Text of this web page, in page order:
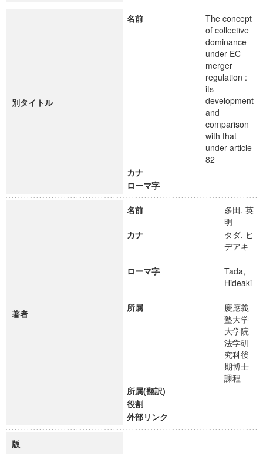
別タイトル
名前
The concept
of collective
dominance
under EC
merger
regulation :
its
development
and
comparison
with that
under article
82
カナ
ローマ字
著者
名前
多田, 英
明
カナ
タダ, ヒ
デアキ
ローマ字
Tada,
Hideaki
所属
慶應義
塾大学
大学院
法学研
究科後
期博士
課程
所属(翻訳)
役割
外部リンク
版